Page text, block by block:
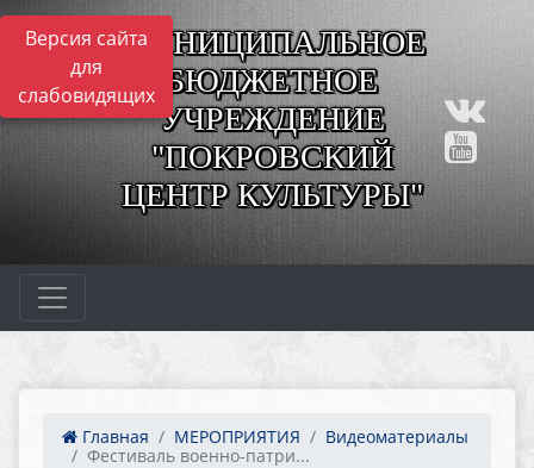
Версия сайта
для
слабовидящих
МУНИЦИПАЛЬНОЕ
БЮДЖЕТНОЕ
УЧРЕЖДЕНИЕ
"ПОКРОВСКИЙ
ЦЕНТР КУЛЬТУРЫ"
Главная МЕРОПРИЯТИЯ
Видеоматериалы
Фестиваль военно-патри...